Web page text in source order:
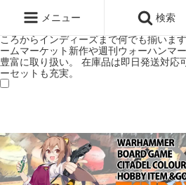
ミアムショップTORAYAMA。通販・オン
ハンマーとボードゲームのことなら当店
ころからインディーズまで何でも揃いま
ームマーケット新作や週刊ウォーハンマ
豊富に取り扱い。 在庫品は即日発送対応
ーセットも充実。
メニュー 検索